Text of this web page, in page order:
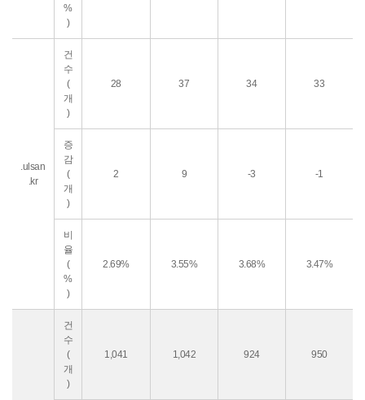
%
)
.ulsan
.kr
건
수
(
개
)
28 37 34 33
증
감
(
개
)
2 9 -3 -1
비
율
(
%
)
2.69% 3.55% 3.68% 3.47%
건
수
(
개
)
1,041 1,042 924 950